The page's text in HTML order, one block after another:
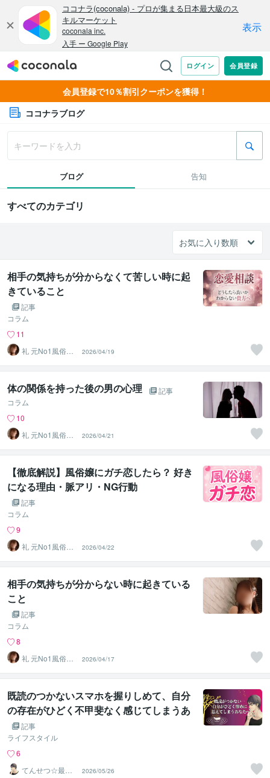
会員登録で10％割引クーポンを獲得！
ココナラブログ
ブログ 告知
すべてのカテゴリ
相手の気持ちが分からなくて苦しい時に起
きていること
記事
コラム
11
礼 元No1風俗嬢･
精神保健福祉士
2026/04/19
体の関係を持った後の男の心理
記事
コラム
10
礼 元No1風俗嬢･
精神保健福祉士
2026/04/21
【徹底解説】風俗嬢にガチ恋したら？ 好き
になる理由・脈アリ・NG行動
記事
コラム
9
礼 元No1風俗嬢･
精神保健福祉士
2026/04/22
相手の気持ちが分からない時に起きている
こと
記事
コラム
8
礼 元No1風俗嬢･
精神保健福祉士
2026/04/17
既読のつかないスマホを握りしめて、自分
の存在がひどく不甲斐なく感じてしまうあ
なたへ
記事
ライフスタイル
6
てんせつ☆最適
2026/05/26